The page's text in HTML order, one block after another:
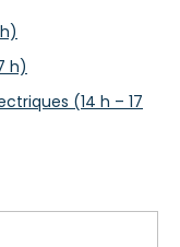
h)
(14 h – 17